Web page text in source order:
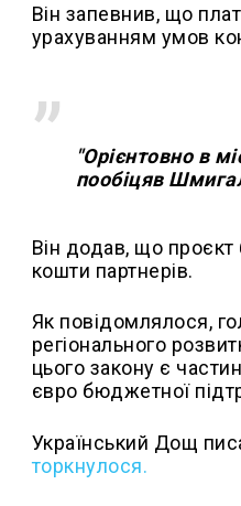
Він запевнив, що
урахуванням умов
"Орієнтовно в
пообіцяв
Він додав, що проєкт
кошти партнерів.
Як повідомлялося,
регіонального
цього закону є
євро бюджетної
Український Дощ
торкнулося.